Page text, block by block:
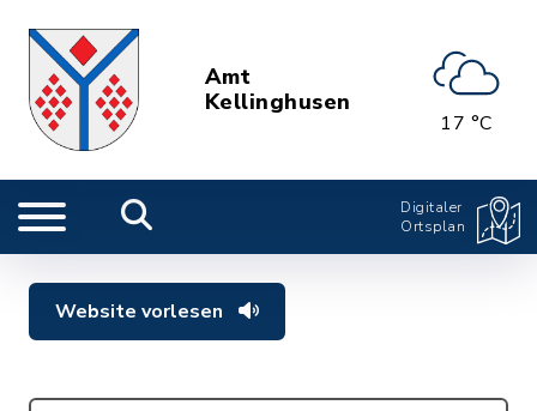
Amt
Kellinghusen
17 °C
Digitaler
Ortsplan
Website vorlesen